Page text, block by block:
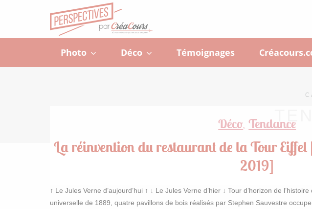
Photo Déco Témoignages
Déco,Tendance
La réinvention du restaurant de la Tour Eiffel
2019]
↑ Le Jules Verne d’aujourd’hui ↑ ↓ Le Jules Verne d’hier ↓ Tour d’horizon de
universelle de 1889, quatre pavillons de bois réalisés par Stephen Sauvestre